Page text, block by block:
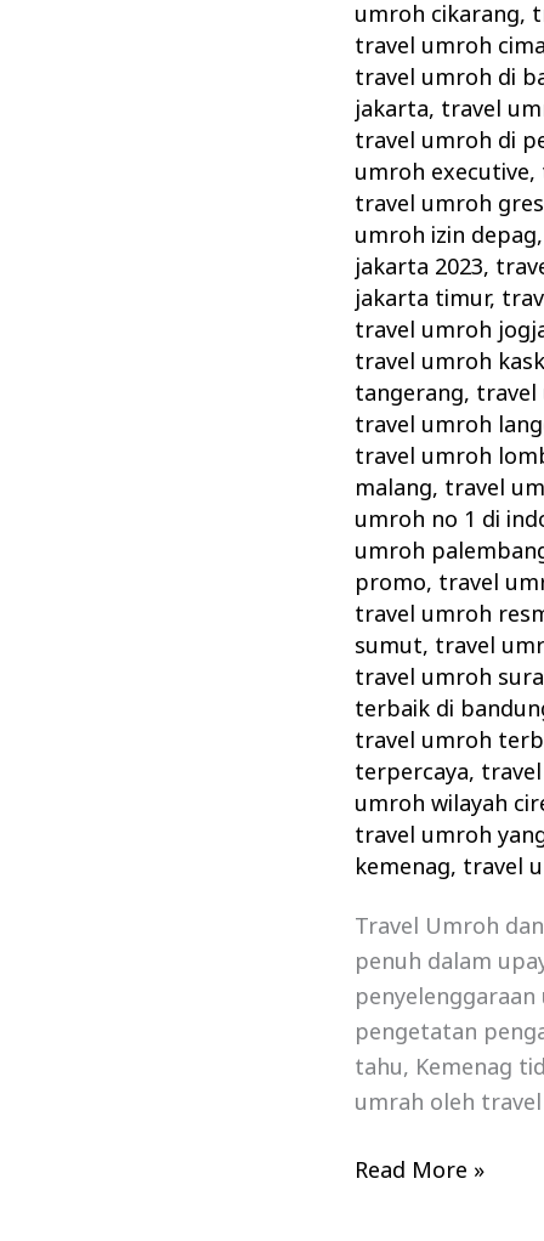
umroh cikarang,
travel umroh
travel umroh di
jakarta, travel
travel umroh di
umroh executive,
travel umroh
umroh izin depag,
jakarta 2023,
jakarta timur,
travel umroh
travel umroh
tangerang, travel
travel umroh
travel umroh
malang, travel
umroh no 1 di
umroh
promo, travel
travel umroh
sumut, travel
travel umroh
terbaik di
travel umroh
terpercaya,
umroh wilayah
travel umroh
kemenag, travel
Travel Umroh
penuh dalam
pengetatan
tahu, Kemenag
umrah oleh
Read More »